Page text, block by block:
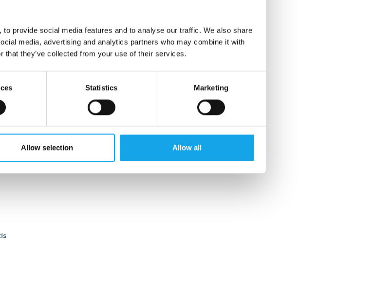
provide social media features and to analyse our traffic. We also share
media, advertising and analytics partners who may combine it with
that they’ve collected from your use of their services.
Statistics Marketing
Allow selection Allow all